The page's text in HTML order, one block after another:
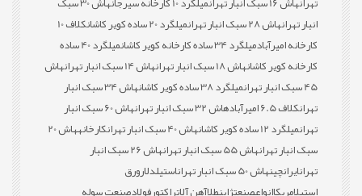
انبار تهرانهاش 28 سبک انبار تهران میلگرد 20 ساده کویر کاشان
کلاف 10
کارخانه امیرآبادمیلگرد 34 ساده کارخانه کویر کاشان
میلگرد 40 ساده
کارخانه کویر کاشانهاش 18 سبک انبار تهران هاش 14 سبک انبار تهران
هاش
45 سبک انبار تهران
میلگرد 38 ساده کویر کاشان
هاش 34 سبک انبار
تهرانکلاف 6.5 امیرآباد هاش 32 سبک انبار تهران
هاش 60 سبک انبار
تهرانمیلگرد 12 ساده کویر کاشان هاش 40 سبک انبار تهران کارخانه
هاش 20
سبک انبار تهرانهاش 55 سبک انبار تهران
هاش 26 سبک انبار
تهرانایرانچینهاش 50 سبک انبار تهران استیلدلارورق